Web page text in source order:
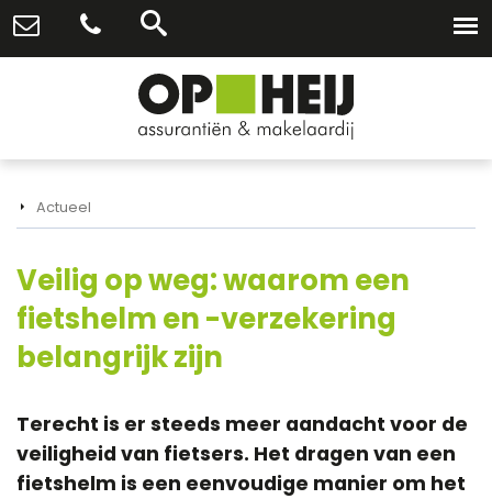
Actueel
Veilig op weg: waarom een
fietshelm en -verzekering
belangrijk zijn
Terecht is er steeds meer aandacht voor de
veiligheid van fietsers. Het dragen van een
fietshelm is een eenvoudige manier om het